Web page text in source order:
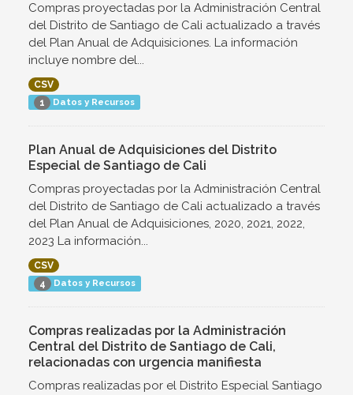
Compras proyectadas por la Administración Central
del Distrito de Santiago de Cali actualizado a través
del Plan Anual de Adquisiciones. La información
incluye nombre del...
CSV
1 Datos y Recursos
Plan Anual de Adquisiciones del Distrito
Especial de Santiago de Cali
Compras proyectadas por la Administración Central
del Distrito de Santiago de Cali actualizado a través
del Plan Anual de Adquisiciones, 2020, 2021, 2022,
2023 La información...
CSV
4 Datos y Recursos
Compras realizadas por la Administración
Central del Distrito de Santiago de Cali,
relacionadas con urgencia manifiesta
Compras realizadas por el Distrito Especial Santiago